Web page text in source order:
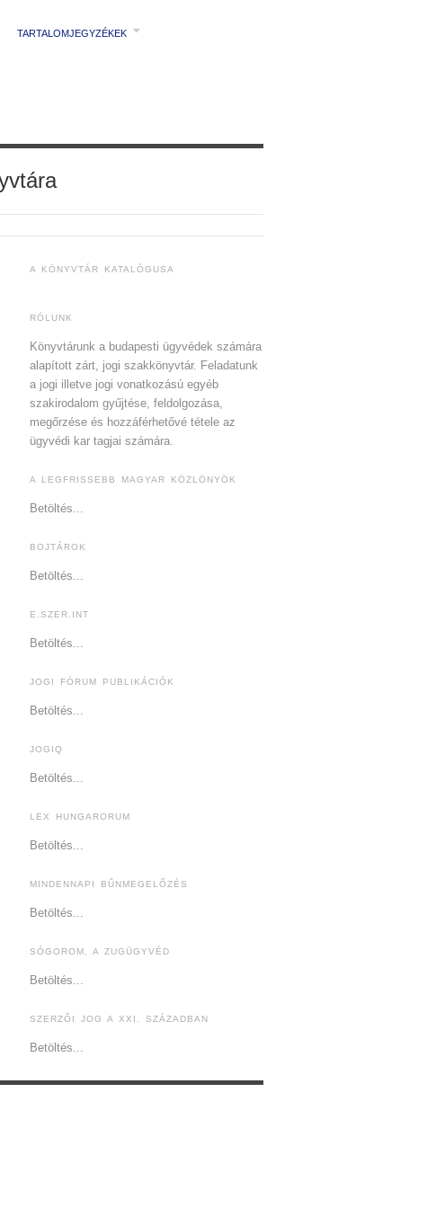
TARTALOMJEGYZÉKEK
A KÖNYVTÁR KATALÓGUSA
RÓLUNK
Könyvtárunk a budapesti ügyvédek számára
alapított zárt, jogi szakkönyvtár. Feladatunk
a jogi illetve jogi vonatkozású egyéb
szakirodalom gyűjtése, feldolgozása,
megőrzése és hozzáférhetővé tétele az
ügyvédi kar tagjai számára.
A LEGFRISSEBB MAGYAR KÖZLÖNYÖK
Betöltés...
BOJTÁROK
Betöltés...
E.SZER.INT
Betöltés...
JOGI FÓRUM PUBLIKÁCIÓK
Betöltés...
JOGIQ
Betöltés...
LEX HUNGARORUM
Betöltés...
MINDENNAPI BŰNMEGELŐZÉS
Betöltés...
SÓGOROM, A ZUGÜGYVÉD
Betöltés...
SZERZŐI JOG A XXI. SZÁZADBAN
Betöltés...